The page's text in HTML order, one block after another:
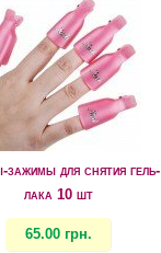
зажимы для снятия гель-
лака 10 шт
65.00 грн.